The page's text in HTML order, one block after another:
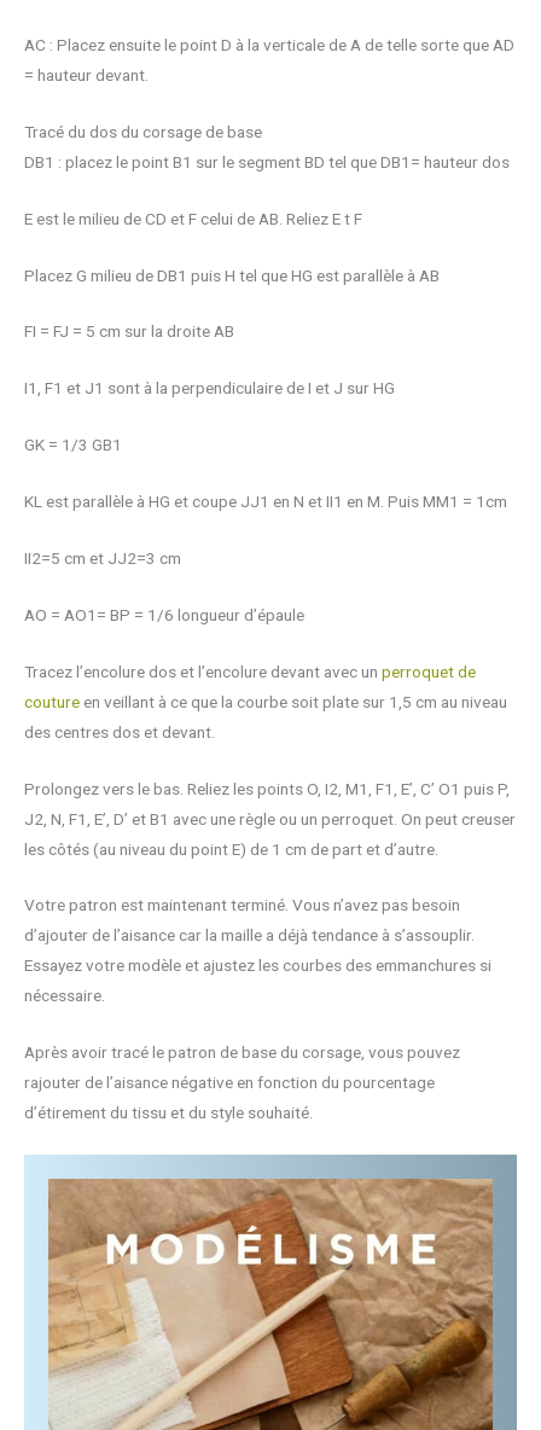
AC : Placez ensuite le point D à la verticale de A de telle sorte que AD
= hauteur devant
Tracé du dos du corsage de base
DB1 : placez le point B1 sur le segment BD tel que DB1= hauteur dos
E est le milieu deCD et F celui de AB. Reliez E t F
Placez G milieu de DB1 puis H tel que HG est parallèle à AB
FI = FJ = 5 cm sur la droite AB
I1, F1 et J1 sont à la perpendiculaire de I et J sur HG
GK = 1/3 GB1
KL est parallèle à HG et coupe JJ1 en N et II1 en M. Puis MM1 = 1cm
II2=5 cm et JJ2=3 cm
AO = AO1= BP = 1/6 longueur d’épaule
Tracez l’encolure dos et l’encolure devant avec un perroquet de
couture en veillant à ce que la courbe soit plate sur 1,5 cm au niveau
des centres dos et devant.
Prolongez vers le bas. Reliez les points O, I2, M1, F1, E’, C’ O1 puis P,
J2, N, F1, E’, D’ et B1 avec une règle ou un perroquet. On peut creuser
les côtés (au niveau du point E) de 1 cm de part et d’autre.
Votre patron est maintenant terminé. Vous n’avez pas besoin
d’ajouter de l’aisance car la maille a déjà tendance à s’assouplir.
Essayez votre modèle et ajustez les courbes des emmanchures si
nécessaire.
Après avoir tracé le patron de base du corsage, vous pouvez
rajouter de l’aisance négative en fonction du pourcentage
d’étirement du tissu et du style souhaité.